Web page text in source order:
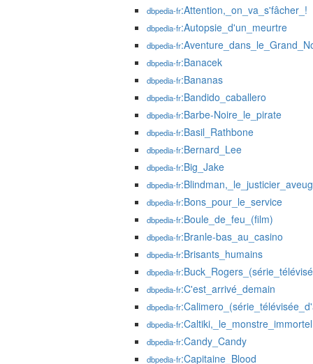
dbpedia-fr:Attention,_on_va_s'fâcher_!
dbpedia-fr:Autopsie_d'un_meurtre
dbpedia-fr
dbpedia-fr:Banacek
dbpedia-fr:Bananas
dbpedia-fr:Bandido_caballero
dbpedia-fr:Barbe-Noire_le_pirate
dbpedia-fr:Basil_Rathbone
dbpedia-fr:Bernard_Lee
dbpedia-fr:Big_Jake
dbpedia-fr
dbpedia-fr:Bons_pour_le_service
dbpedia-fr:Boule_de_feu_(film)
dbpedia-fr:Branle-bas_au_casino
dbpedia-fr:Brisants_humains
dbpedia-fr
dbpedia-fr:C'est_arrivé_demain
dbpedia-fr
dbpedia-fr:Caltiki,_le_monstre_immortel
dbpedia-fr:Candy_Candy
dbpedia-fr:Capitaine_Blood